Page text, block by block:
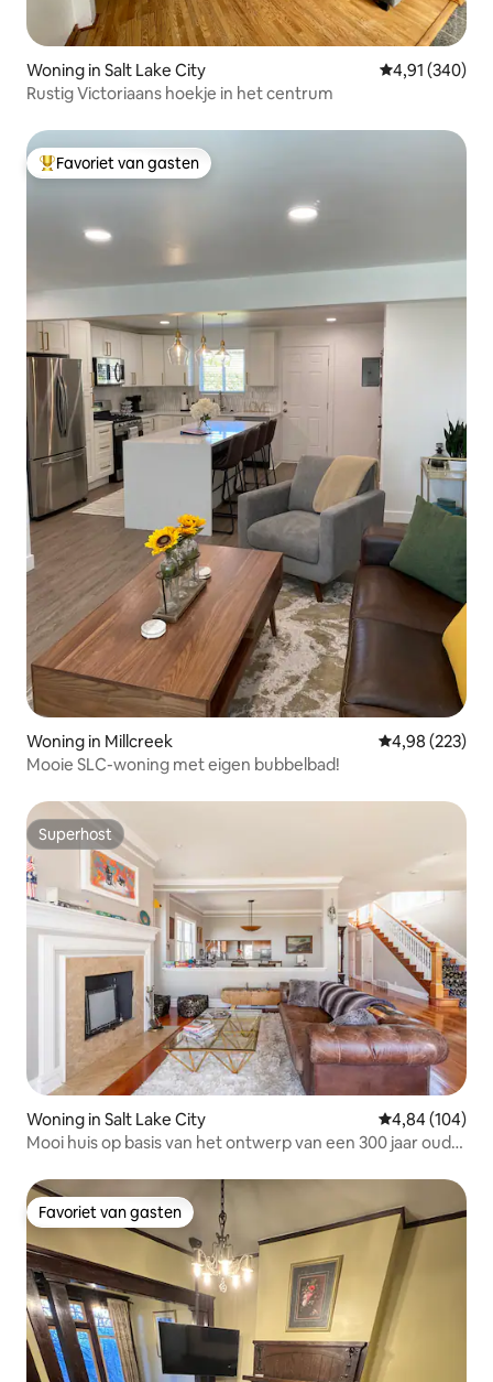
Woning in Salt Lake City Gemiddelde
4,91 (340)
Rustig Victoriaans hoekje in het centrum
Topfavoriet van gasten
Favoriet van gasten
Woning in Millcreek Gemiddelde
4,98 (223)
Mooie SLC-woning met eigen bubbelbad!
Superhost
Superhost
Woning in Salt Lake City Gemiddelde
4,84 (104)
Mooi huis op basis van het ontwerp van een 300 jaar oude
serene omgeving met 30 fruitbomen.
Favoriet van gasten
Favoriet van gasten